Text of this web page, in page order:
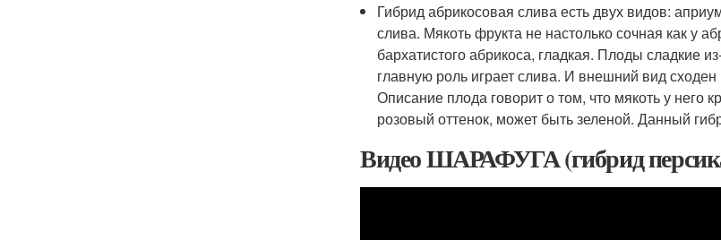
Гибрид абрикосовая слива есть двух видов:
слива. Мякоть фрукта не настолько сочная как у
бархатистого абрикоса, гладкая. Плоды сладкие
главную роль играет слива. И внешний вид
Описание плода говорит о том, что мякоть у него
розовый оттенок, может быть зеленой. Данный
Видео ШАРАФУГА (гибрид